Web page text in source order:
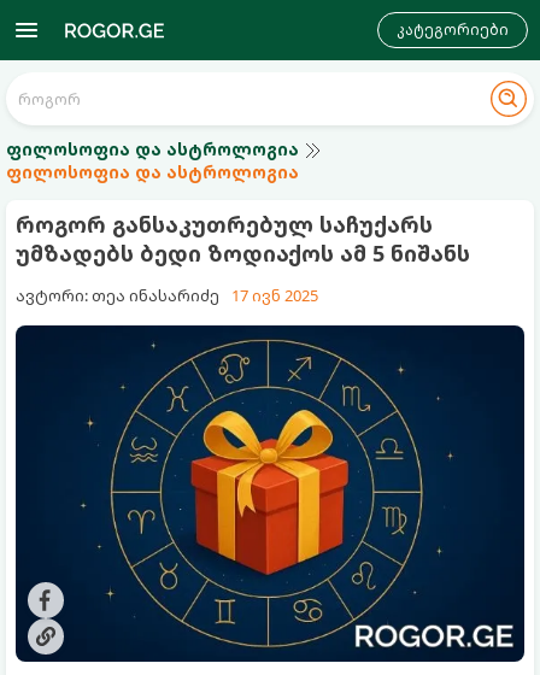
კატეგორიები
ფილოსოფია და ასტროლოგია
ფილოსოფია და ასტროლოგია
როგორ განსაკუთრებულ საჩუქარს
უმზადებს ბედი ზოდიაქოს ამ 5 ნიშანს
ავტორი: თეა ინასარიძე 17 ივნ 2025